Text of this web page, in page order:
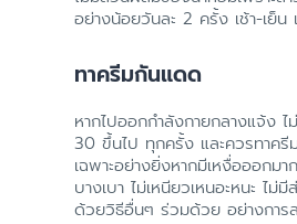
อย่างน้อยวันละ 2 ครั้ง เช้า-เย็
ทาครีมกันแดด
หากไปออกกำลังกายกลางแจ้ง
30 ขึ้นไป ทุกครั้ง และควรทาครี
เฉพาะอย่างยิ่งหากมีเหงื่อออก
บางเบา ไม่เหนียวเหนอะหนะ ไ
ด้วยวิธีอื่นๆ ร่วมด้วย อย่างการ